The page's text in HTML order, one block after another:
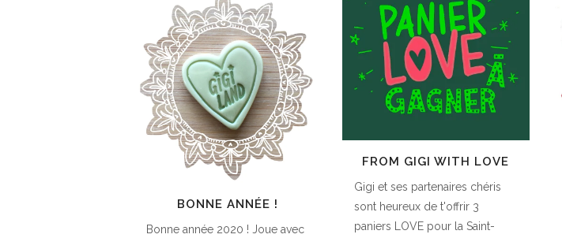
FROM GIGI WITH LOVE
Gigi et ses partenaires chéris
sont heureux de t'offrir 3
paniers LOVE pour la Saint-
BONNE ANNÉE !
Bonne année 2020 ! Joue avec